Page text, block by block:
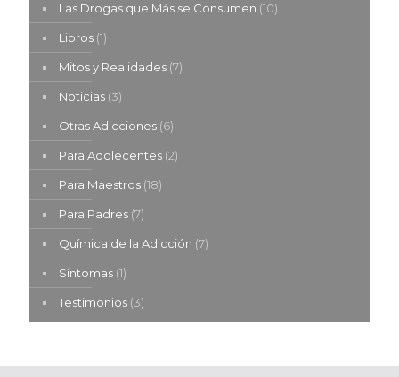
Las Drogas que Más se Consumen (10)
Libros (1)
Mitos y Realidades (7)
Noticias (3)
Otras Adicciones (6)
Para Adolecentes (2)
Para Maestros (18)
Para Padres (7)
Química de la Adicción (7)
Síntomas (1)
Testimonios (3)